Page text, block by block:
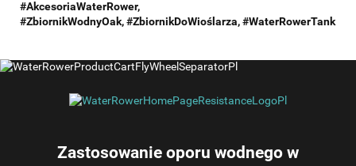
#AkcesoriaWaterRower,
#ZbiornikWodnyOak,#ZbiornikDoWioślarza,#WaterRowerTank
Zastosowanie oporu wodnego w